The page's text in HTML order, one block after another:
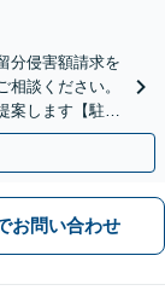
分侵害額請求を
談ください。
します【駐車
お問い合わせ